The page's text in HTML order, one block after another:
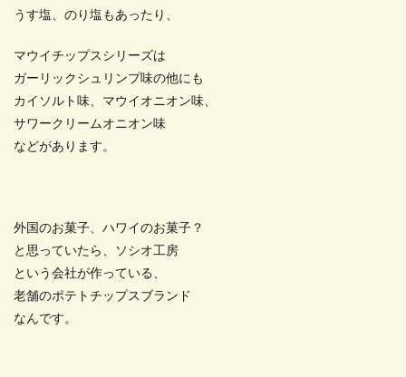
うす塩、のり塩もあったり、
マウイチップスシリーズは
ガーリックシュリンプ味の他にも
カイソルト味、マウイオニオン味、
サワークリームオニオン味
などがあります。
外国のお菓子、ハワイのお菓子？
と思っていたら、ソシオ工房
という会社が作っている、
老舗のポテトチップスブランド
なんです。